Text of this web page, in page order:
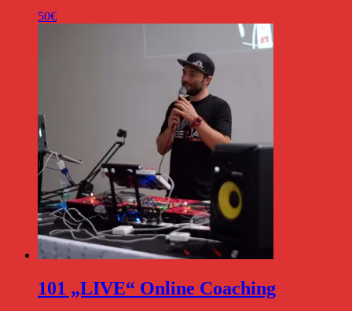
50€
101 „LIVE“ Online Coaching